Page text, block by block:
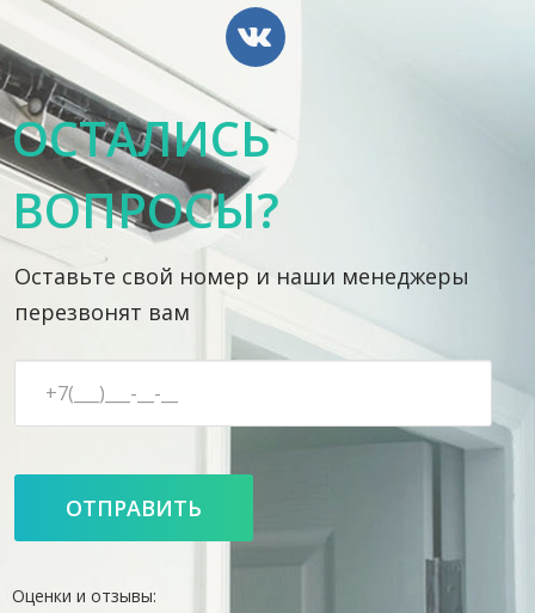
ОСТАЛИСЬ
ВОПРОСЫ?
Оставьте свой номер и наши менеджеры
перезвонят вам
Оценки и отзывы: